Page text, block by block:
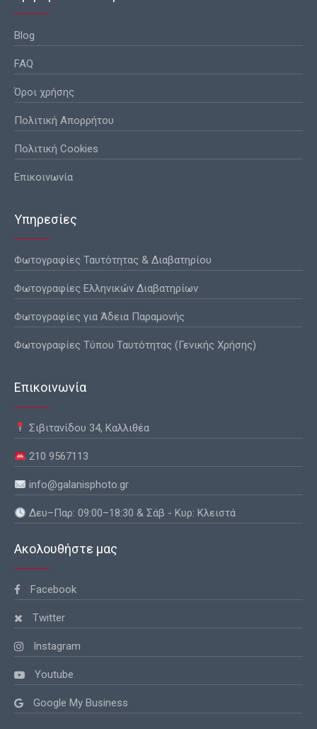
Blog
FAQ
Όροι χρήσης
Πολιτική Απορρήτου
Πολιτική Cookies
Επικοινωνία
Υπηρεσίες
Φωτογραφίες Ταυτότητας & Διαβατηρίου
Φωτογραφίες Ελληνικών Διαβατηρίων
Φωτογραφίες για Άδεια Παραμονής
Φωτογραφίες Τύπου Ταυτότητας (Γενικής Χρήσης)
Επικοινωνία
Σιβιτανίδου 34, Καλλιθέα
210 9567113
info@galanisphoto.gr
Δευ–Παρ: 09:00–18:30 & Σάβ - Κυρ: Κλειστά
Ακολουθήστε μας
Facebook
Twitter
Instagram
Youtube
Google My Business